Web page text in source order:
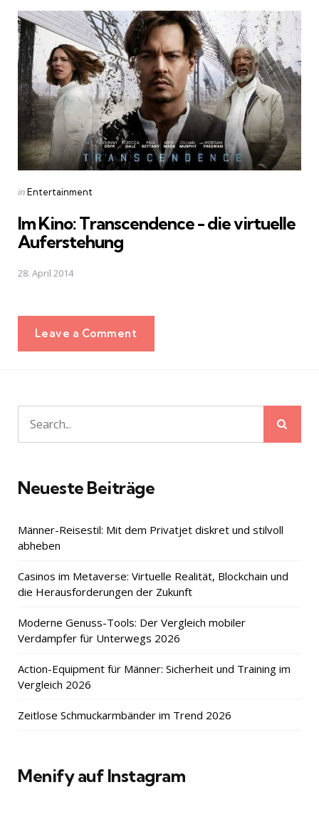
Posted
inEntertainment
Im Kino: Transcendence - die virtuelle
Auferstehung
28. April 2014
Leave a Comment
Search
for:
Neueste Beiträge
Männer-Reisestil: Mit dem Privatjet diskret und stilvoll
abheben
Casinos im Metaverse: Virtuelle Realität, Blockchain und
die Herausforderungen der Zukunft
Moderne Genuss-Tools: Der Vergleich mobiler
Verdampfer für Unterwegs 2026
Action-Equipment für Männer: Sicherheit und Training im
Vergleich 2026
Zeitlose Schmuckarmbänder im Trend 2026
Menify auf Instagram